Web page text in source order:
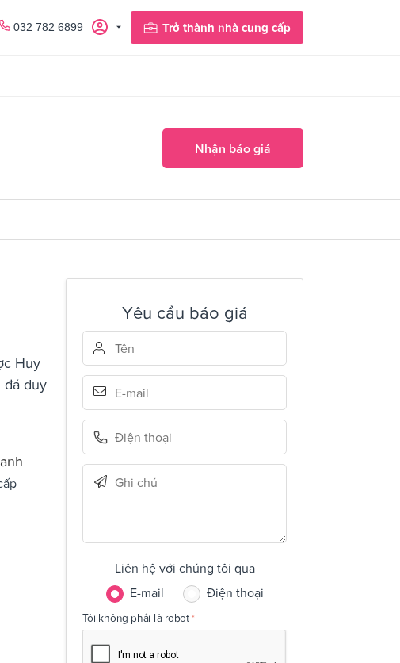
Trở thành nhà cung cấp
032 782 6899
Nhận báo giá
Huy
đá duy
Yêu cầu báo giá
Liên hệ với chúng tôi qua
E-mail
Điện thoại
Tôi không phải là robot